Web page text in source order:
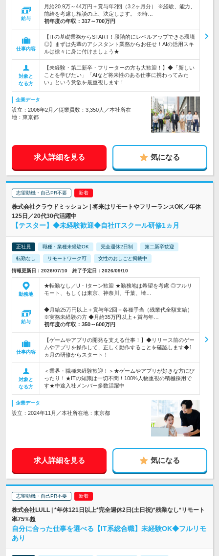
給与
月給20.9万～44万円＋賞与年2回（3.2ヶ月分） ※経験、能力、
前給を考慮し相談の上、決定します。 ※時…
初年度の年収： 317～700万円
仕事内容
【ITの基礎業務からSTART！段階的にレベルアップできる環境
◎】まずは先輩のアシスタント業務からお任せ！AIの活用スキ
ルは徐々に身に付けましょう★
対象と
なる方
【未経験・第二新卒・フリーターの方も大歓迎！】◆「新しい
ことを学びたい」「AIなど将来性のある仕事に携わってみた
い」という意欲を最重視します！
企業データ
設立：2006年2月／従業員数：3,350人／本社所在
地：東京都
求人詳細を見る 気になる
志望動機・自己PR不要
株式会社クラウドミッション | 将来はリモートやフリーランスOK／年休
125日／20代30代活躍中
【テスター】◆未経験歓迎◆自社ITスクール研修1ヵ月
正社員 職種・業種未経験OK 完全週休2日制 第二新卒歓迎
転勤なし リモートワーク可 女性のおしごと掲載中
情報更新日：2026/07/10 終了予定日：2026/09/10
勤務地
★転勤なし／U・Iターン歓迎 ★勤務地は希望を考慮 ◎フルリ
モート、もしくは東京、神奈川、千葉、埼…
給与
◆月給25万円以上＋賞与年2回＋各種手当（残業代全額支給）
※実務未経験の方 ◆月給35万円以上＋賞与年…
初年度の年収： 350～600万円
仕事内容
【ゲームやアプリの開発を支える仕事！】◆リリース前のゲー
ムやアプリを操作して、正しく動作することを確認します◆1
ヵ月の研修からスタート！
対象と
なる方
＜業界・職種未経験歓迎！＞★ゲームやアプリが好きな方にぴ
ったり！★ITの知識は一切不問！100%人物重視の積極採用で
す★中途入社メンバー多数活躍中
企業データ
設立：2024年11月／本社所在地：東京都
求人詳細を見る 気になる
志望動機・自己PR不要
株式会社LULL | *年休121日以上*完全週休2日(土日祝)*残業なし*リモート
率75%超
自分に合った仕事を選べる【IT系総合職】未経験OK◆フルリモ
あり